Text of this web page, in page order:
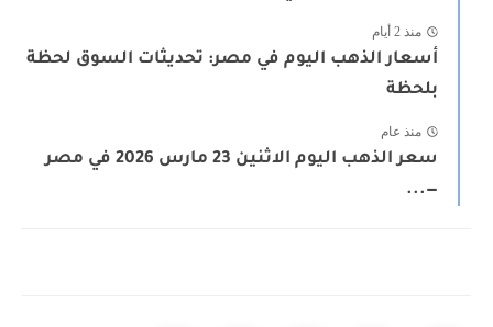
منذ 2 أيام
أسعار الذهب اليوم في مصر: تحديثات السوق لحظة
بلحظة
منذ عام
سعر الذهب اليوم الاثنين 23 مارس 2026 في مصر
—...